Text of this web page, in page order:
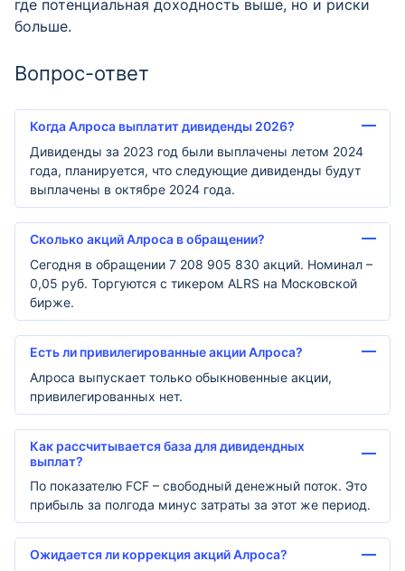
где потенциальная доходность выше, но и риски
больше.
Вопрос-ответ
Когда Алроса выплатит дивиденды 2026?
Дивиденды за 2023 год были выплачены летом 2024
года, планируется, что следующие дивиденды будут
выплачены в октябре 2024 года.
Сколько акций Алроса в обращении?
Сегодня в обращении 7 208 905 830 акций. Номинал –
0,05 руб. Торгуются с тикером ALRS на Московской
бирже.
Есть ли привилегированные акции Алроса?
Алроса выпускает только обыкновенные акции,
привилегированных нет.
Как рассчитывается база для дивидендных
выплат?
По показателю FCF – свободный денежный поток. Это
прибыль за полгода минус затраты за этот же период.
Ожидается ли коррекция акций Алроса?